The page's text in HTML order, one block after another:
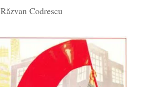
Răzvan Codrescu